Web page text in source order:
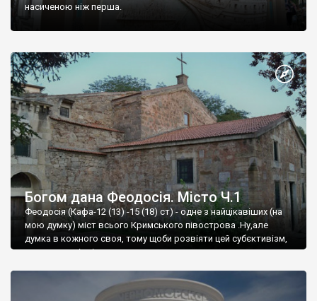
насиченою ніж перша.
Богом дана Феодосія. Місто Ч.1
Феодосія (Кафа-12 (13) -15 (18) ст) - одне з найцікавіших (на
мою думку) міст всього Кримського півострова .Ну,але
думка в кожного своя, тому щоби розвіяти цей субєктивізм,
запрошую відвідати це